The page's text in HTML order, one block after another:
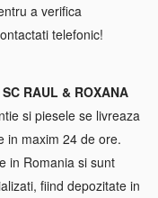
a verifica
telefonic!
SC RAUL & ROXANA
si piesele se livreaza
in maxim 24 de ore.
in Romania si sunt
fiind depozitate in